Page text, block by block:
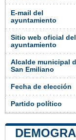
E-mail del
ayuntamiento
Sitio web oficial del
ayuntamiento
Alcalde municipal
San Emiliano
Fecha de elección
Partido político